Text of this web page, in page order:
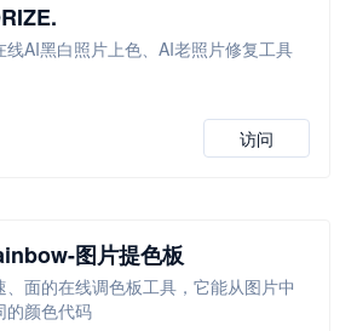
线AI黑白照片上色、AI老照片修复工具
访问
图片提色板
、面的在线调色板工具，它能从图片中
的颜色代码